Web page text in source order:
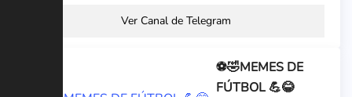
Ver Canal de Telegram
⚽🤣MEMES DE
FÚTBOL 💪😂